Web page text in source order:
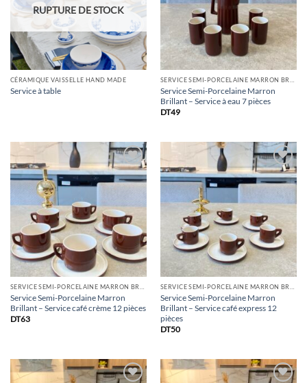
RUPTURE DE STOCK
CÉRAMIQUE VAISSELLE HAND MADE
Service à table
Service Semi-Porcelaine Marron
Brillant – Service à eau 7 pièces
DT49
Ajouter
à la
SERVICE SEMI-PORCELAINE MARRON BRILLANT
Service Semi-Porcelaine Marron
Brillant – Service café crème 12 pièces
DT63
Ajouter
à la
SERVICE SEMI-PORCELAINE MARRON BRILLANT
Service Semi-Porcelaine Marron
Brillant – Service café express 12
pièces
DT50